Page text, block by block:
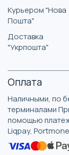
Курьером "Нова
Пошта"
Доставка
"Укрпошта"
Оплата
Наличными, по
терминалами
помощью
Liqpay, Portmone